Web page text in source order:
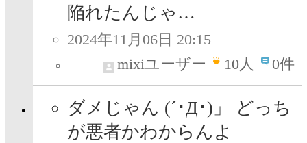
陥れたんじゃ…
2024年11月06日 20:15
mixiユーザー
10人 0件
ダメじゃん (´･Д･)」 どっち
が悪者かわからんよ